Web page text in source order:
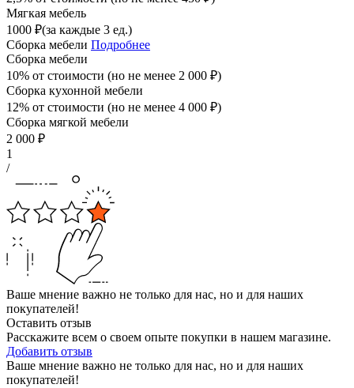
Мягкая мебель
1000 ₽(за каждые 3 ед.)
Сборка мебели Подробнее
Сборка мебели
10% от стоимости (но не менее 2 000 ₽)
Сборка кухонной мебели
12% от стоимости (но не менее 4 000 ₽)
Сборка мягкой мебели
2 000 ₽
1
/
Ваше мнение важно не только для нас, но и для наших
покупателей!
Оставить отзыв
Расскажите всем о своем опыте покупки в нашем магазине.
Добавить отзыв
Ваше мнение важно не только для нас, но и для наших
покупателей!